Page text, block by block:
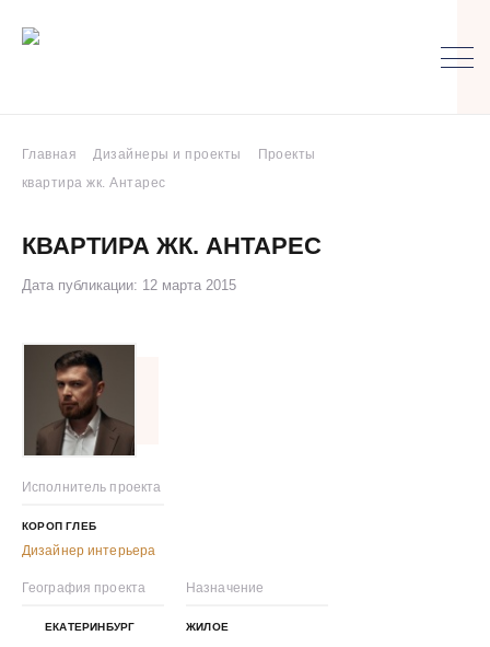
Главная Дизайнеры и проекты
Проекты
квартира жк. Антарес
КВАРТИРА ЖК. АНТАРЕС
Дата публикации: 12 марта 2015
Исполнитель проекта
КОРОП ГЛЕБ
Дизайнер интерьера
География проекта
ЕКАТЕРИНБУРГ
Назначение
ЖИЛОЕ